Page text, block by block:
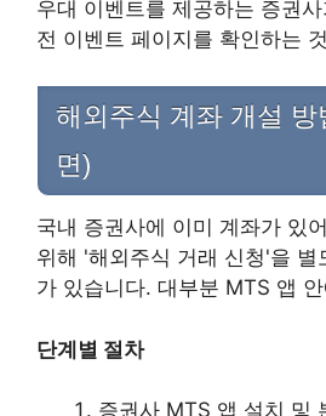
우대 이벤트를 제공하는 증권
전 이벤트 페이지를 확인하는
해외주식 계좌 개설 방
면)
국내 증권사에 이미 계좌가 있
위해 '해외주식 거래 신청'을 별
가 있습니다. 대부분 MTS 앱
단계별 절차
증권사 MTS 앱 설치 및